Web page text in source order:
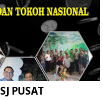
PUSAT